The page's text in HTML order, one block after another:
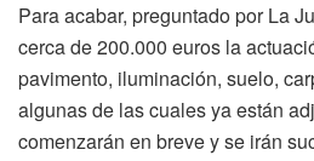
Para acabar, preguntado por La
cerca de 200.000 euros la
pavimento, iluminación, suelo,
algunas de las cuales ya están
comenzarán en breve y se irán